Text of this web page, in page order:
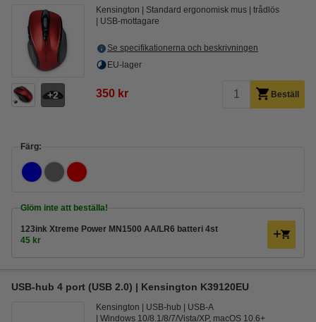
2
Kensington Standard ergonomisk mus
trådlös
USB-mottagare
Se specifikationerna och beskrivningen
EU-lager
350 kr Beställ
Färg:
Glöm inte att beställa!
123ink Xtreme Power MN1500 AA/LR6 batteri 4st
45 kr
USB-hub 4 port (USB 2.0) | Kensington K39120EU
Kensington USB-hub
USB-A
Windows 10/8.1/8/7/Vista/XP, macOS 10.6+